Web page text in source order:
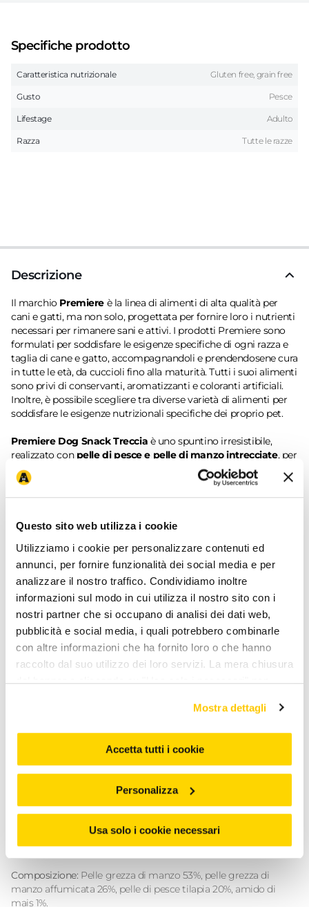
Questo sito web utilizza i cookie
Utilizziamo i cookie per personalizzare contenuti ed
annunci, per fornire funzionalità dei social media e per
analizzare il nostro traffico. Condividiamo inoltre
informazioni sul modo in cui utilizza il nostro sito con i
nostri partner che si occupano di analisi dei dati web,
pubblicità e social media, i quali potrebbero combinarle
con altre informazioni che ha fornito loro o che hanno
raccolto dal suo utilizzo dei loro servizi. La mera chiusura
del banner o cliccando su "Usa solo i necessari" non
la nostra cookie policy. Il consenso può essere espresso
cliccando "Accetto tutti i cookie” o selezionando le
diverse categorie di cookies da "Personalizza"
Mostra dettagli
Accetta tutti i cookie
Personalizza
Usa solo i cookie necessari
Specifiche prodotto
Caratteristica nutrizionale Gluten free, grain free
Gusto Pesce
Lifestage Adulto
Razza Tutte le razze
Descrizione
Il marchio Premiere è la linea di alimenti di alta qualità per
cani e gatti, ma non solo, progettata per fornire loro i nutrienti
necessari per rimanere sani e attivi. I prodotti Premiere sono
formulati per soddisfare le esigenze specifiche di ogni razza e
taglia di cane e gatto, accompagnandoli e prendendosene cura
in tutte le età, da cuccioli fino alla maturità. Tutti i suoi alimenti
sono privi di conservanti, aromatizzanti e coloranti artificiali.
Inoltre, è possibile scegliere tra diverse varietà di alimenti per
soddisfare le esigenze nutrizionali specifiche dei proprio pet.
Premiere Dog Snack Treccia è uno spuntino irresistibile,
realizzato con pelle di pesce e pelle di manzo intrecciate, per
offrire un’esperienza di masticazione prolungata e
soddisfacente. Perfetto per cani di tutte le taglie, questo snack
aiuta a mantenere l’igiene orale, contribuendo alla riduzione
senza cereali e glutinelo rende adatto anche ai cani con
ideale per chi deve mantenere il peso sotto controllo. Inoltre, è
completamentesenza zuccheri, soia e coloranti artificiali
una scelta sana e naturale.
• Ricetta senza cereali e senza glutine.
• Masticativo a basso contenuto di grassi.
• Con pelle di pesce e manzo intrecciate per un’esperienza
Il prodotto è disponibile nel formato da
Regala al tuo cane uno snack irresistibile conPremiere Dog
! Provalo subito e rendi ogni morso un
Ingredienti
Composizione: Pelle grezza di manzo 53%, pelle grezza di
manzo affumicata 26%, pelle di pesce tilapia 20%, amido di
mais 1%.